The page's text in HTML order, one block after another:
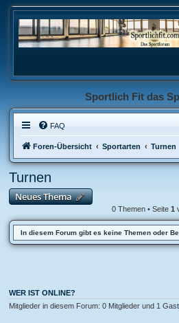
Sportlich Fit das
FAQ
Foren-Übersicht Sportarten Turnen
Turnen
Neues Thema
0 Themen • Seite 1
In diesem Forum gibt es keine Themen oder
WER IST ONLINE?
Mitglieder in diesem Forum: 0 Mitglieder und 1 Gast